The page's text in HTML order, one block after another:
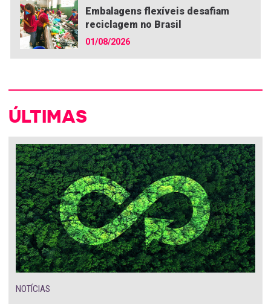
Embalagens flexíveis desafiam
reciclagem no Brasil
01/08/2026
ÚLTIMAS
NOTÍCIAS